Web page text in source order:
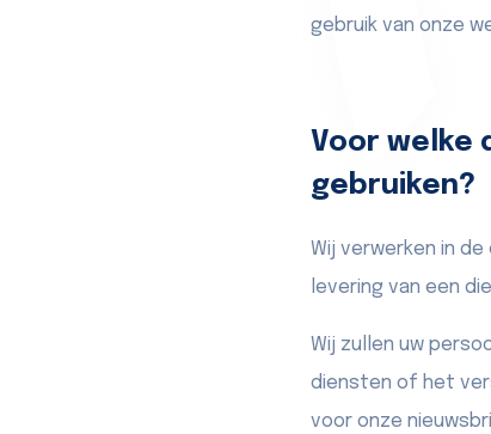
gebruik van onze
Voor welke
gebruiken?
Wij verwerken in
levering van een
Wij zullen uw
diensten of het
voor onze